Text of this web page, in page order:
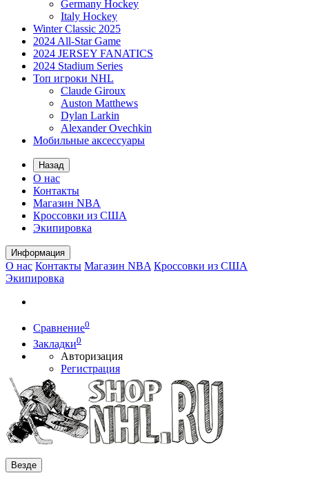
Germany Hockey
Italy Hockey
Winter Classic 2025
2024 All-Star Game
2024 JERSEY FANATICS
2024 Stadium Series
Топ игроки NHL
Claude Giroux
Auston Matthews
Dylan Larkin
Alexander Ovechkin
Мобильные аксессуары
Назад
О нас
Контакты
Магазин NBA
Кроссовки из США
Экипировка
Информация
О нас Контакты Магазин NBA Кроссовки из США
Экипировка
Сравнение0
Закладки0
Авторизация
Регистрация
Везде